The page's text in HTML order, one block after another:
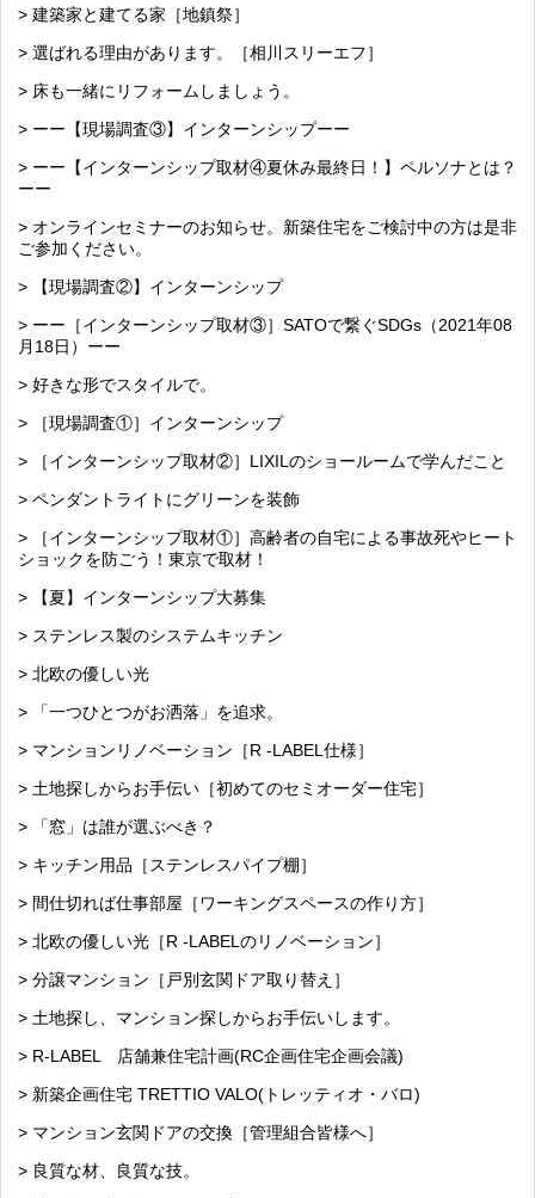
> 建築家と建てる家［地鎮祭］
> 選ばれる理由があります。［相川スリーエフ］
> 床も一緒にリフォームしましょう。
> ーー【現場調査③】インターンシップーー
> ーー【インターンシップ取材④夏休み最終日！】ペルソナとは？
ーー
> オンラインセミナーのお知らせ。新築住宅をご検討中の方は是非
ご参加ください。
> 【現場調査②】インターンシップ
> ーー［インターンシップ取材③］SATOで繋ぐSDGs（2021年08
月18日）ーー
> 好きな形でスタイルで。
> ［現場調査①］インターンシップ
> ［インターンシップ取材②］LIXILのショールームで学んだこと
> ペンダントライトにグリーンを装飾
> ［インターンシップ取材①］高齢者の自宅による事故死やヒート
ショックを防ごう！東京で取材！
> 【夏】インターンシップ大募集
> ステンレス製のシステムキッチン
> 北欧の優しい光
> 「一つひとつがお洒落」を追求。
> マンションリノベーション［R -LABEL仕様］
> 土地探しからお手伝い［初めてのセミオーダー住宅］
> 「窓」は誰が選ぶべき？
> キッチン用品［ステンレスパイプ棚］
> 間仕切れば仕事部屋［ワーキングスペースの作り方］
> 北欧の優しい光［R -LABELのリノベーション］
> 分譲マンション［戸別玄関ドア取り替え］
> 土地探し、マンション探しからお手伝いします。
> R-LABEL 店舗兼住宅計画(RC企画住宅企画会議)
> 新築企画住宅 TRETTIO VALO(トレッティオ・バロ)
> マンション玄関ドアの交換［管理組合皆様へ］
> 良質な材、良質な技。